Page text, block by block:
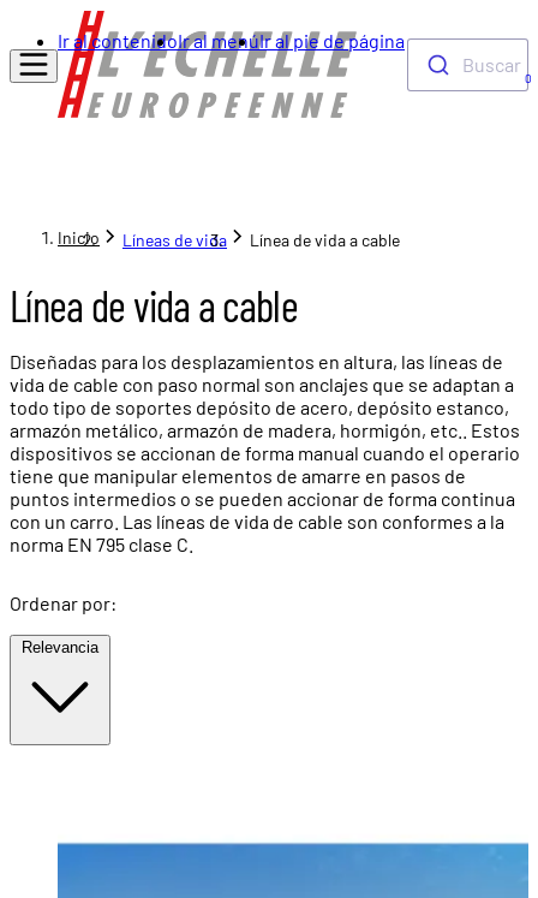
Ir al contenidoIr al menúIr al pie de página
Buscar
0
Inicio Líneas de vida Línea de vida a cable
Línea de vida a cable
Diseñadas para los desplazamientos en altura, las líneas de
vida de cable con paso normal son anclajes que se adaptan a
todo tipo de soportes depósito de acero, depósito estanco,
armazón metálico, armazón de madera, hormigón, etc.. Estos
dispositivos se accionan de forma manual cuando el operario
tiene que manipular elementos de amarre en pasos de
puntos intermedios o se pueden accionar de forma continua
con un carro. Las líneas de vida de cable son conformes a la
norma EN 795 clase C.
Ordenar por:
Relevancia